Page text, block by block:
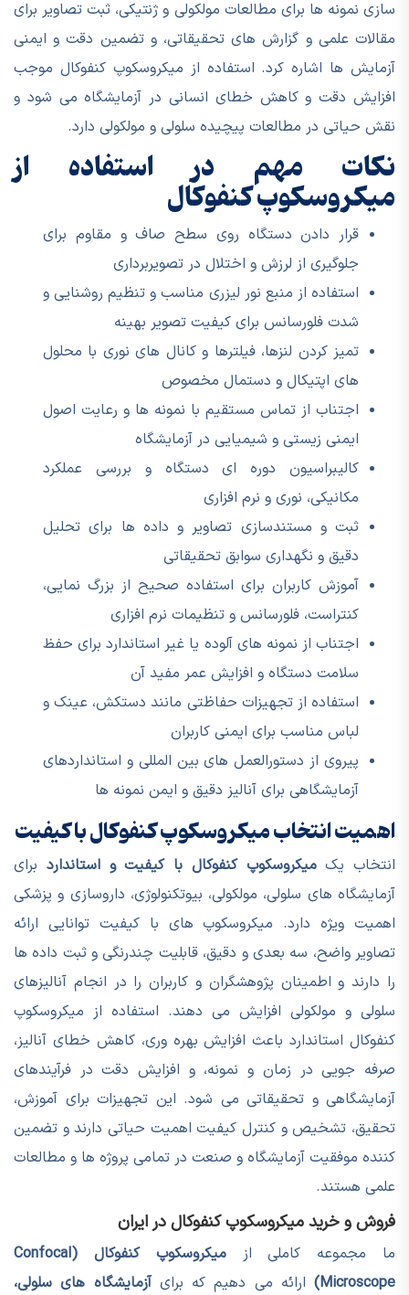
سازی نمونه ها برای مطالعات مولکولی و ژنتیکی، ثبت تصاویر برای
مقالات علمی و گزارش های تحقیقاتی، و تضمین دقت و ایمنی
آزمایش ها اشاره کرد. استفاده از میکروسکوپ کنفوکال موجب
افزایش دقت و کاهش خطای انسانی در آزمایشگاه می شود و
نقش حیاتی در مطالعات پیچیده سلولی و مولکولی دارد.
نکات مهم در استفاده از
میکروسکوپ کنفوکال
قرار دادن دستگاه روی سطح صاف و مقاوم برای
جلوگیری از لرزش و اختلال در تصویربرداری
استفاده از منبع نور لیزری مناسب و تنظیم روشنایی و
شدت فلورسانس برای کیفیت تصویر بهینه
تمیز کردن لنزها، فیلترها و کانال های نوری با محلول
های اپتیکال و دستمال مخصوص
اجتناب از تماس مستقیم با نمونه ها و رعایت اصول
ایمنی زیستی و شیمیایی در آزمایشگاه
کالیبراسیون دوره ای دستگاه و بررسی عملکرد
مکانیکی، نوری و نرم افزاری
ثبت و مستندسازی تصاویر و داده ها برای تحلیل
دقیق و نگهداری سوابق تحقیقاتی
آموزش کاربران برای استفاده صحیح از بزرگ نمایی،
کنتراست، فلورسانس و تنظیمات نرم افزاری
اجتناب از نمونه های آلوده یا غیر استاندارد برای حفظ
سلامت دستگاه و افزایش عمر مفید آن
استفاده از تجهیزات حفاظتی مانند دستکش، عینک و
لباس مناسب برای ایمنی کاربران
پیروی از دستورالعمل های بین المللی و استانداردهای
آزمایشگاهی برای آنالیز دقیق و ایمن نمونه ها
اهمیت انتخاب میکروسکوپ کنفوکال با کیفیت
انتخاب یکمیکروسکوپ کنفوکال با کیفیت و استاندارد برای
آزمایشگاه های سلولی، مولکولی، بیوتکنولوژی، داروسازی و پزشکی
اهمیت ویژه دارد. میکروسکوپ های با کیفیت توانایی ارائه
تصاویر واضح، سه بعدی و دقیق، قابلیت چندرنگی و ثبت داده ها
را دارند و اطمینان پژوهشگران و کاربران را در انجام آنالیزهای
سلولی و مولکولی افزایش می دهند. استفاده از میکروسکوپ
کنفوکال استاندارد باعث افزایش بهره وری، کاهش خطای آنالیز،
صرفه جویی در زمان و نمونه، و افزایش دقت در فرآیندهای
آزمایشگاهی و تحقیقاتی می شود. این تجهیزات برای آموزش،
تحقیق، تشخیص و کنترل کیفیت اهمیت حیاتی دارند و تضمین
کننده موفقیت آزمایشگاه و صنعت در تمامی پروژه ها و مطالعات
علمی هستند.
فروش و خرید میکروسکوپ کنفوکال در ایران
ما مجموعه کاملی از
میکروسکوپ کنفوکال (Confocal
Microscope)
ارائه می دهیم که برایآزمایشگاه های سلولی،